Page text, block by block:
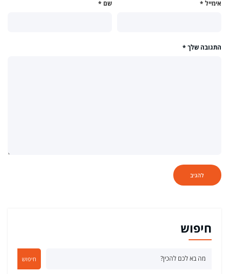
שם * אימייל *
התגובה שלך *
חיפוש
חיפוש